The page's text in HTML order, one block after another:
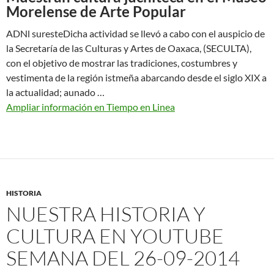
Morelense de Arte Popular
ADNl suresteDicha actividad se llevó a cabo con el auspicio de
la Secretaría de las Culturas y Artes de Oaxaca, (SECULTA),
con el objetivo de mostrar las tradiciones, costumbres y
vestimenta de la región istmeña abarcando desde el siglo XIX a
la actualidad; aunado …
Ampliar información en Tiempo en Linea
HISTORIA
NUESTRA HISTORIA Y
CULTURA EN YOUTUBE
SEMANA DEL 26-09-2014